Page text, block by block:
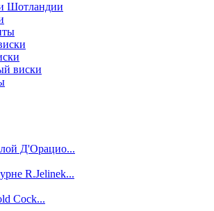
Шотландии
виски
Д'Орацио...
R.Jelinek...
Cock...